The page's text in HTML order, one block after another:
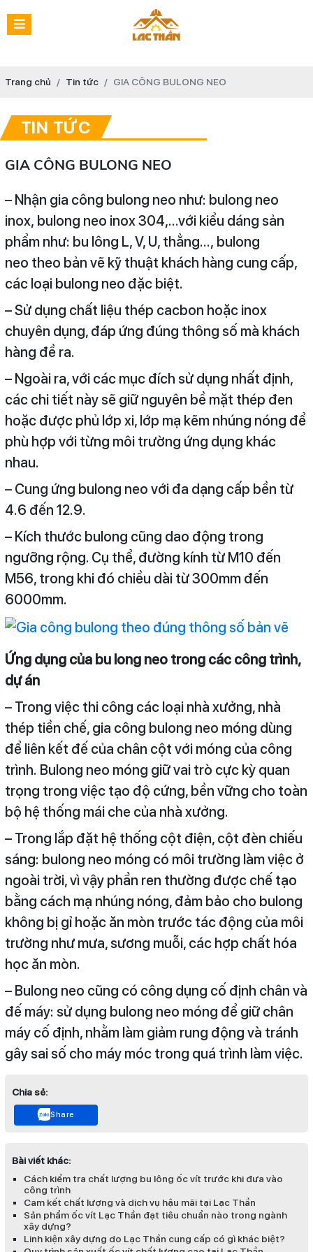
Trang chủ Tin tức GIA CÔNG BULONG NEO
TIN TỨC
GIA CÔNG BULONG NEO
– Nhận gia công bulong neo như: bulong neo
inox, bulong neo inox 304,…với kiểu dáng sản
phẩm như: bu lông L, V, U, thẳng…, bulong
neo theo bản vẽ kỹ thuật khách hàng cung cấp,
các loại bulong neo đặc biệt.
– Sử dụng chất liệu thép cacbon hoặc inox
chuyên dụng, đáp ứng đúng thông số mà khách
hàng đề ra.
– Ngoài ra, với các mục đích sử dụng nhất định,
các chi tiết này sẽ giữ nguyên bề mặt thép đen
hoặc được phủ lớp xi, lớp mạ kẽm nhúng nóng để
phù hợp với từng môi trường ứng dụng khác
nhau.
– Cung ứng bulong neo với đa dạng cấp bền từ
4.6 đến 12.9.
– Kích thước bulong cũng dao động trong
ngưỡng rộng. Cụ thể, đường kính từ M10 đến
M56, trong khi đó chiều dài từ 300mm đến
6000mm.
Ứng dụng của bu long neo trong các công trình,
dự án
– Trong việc thi công các loại nhà xưởng, nhà
thép tiền chế, gia công bulong neo móng dùng
để liên kết đế của chân cột với móng của công
trình. Bulong neo móng giữ vai trò cực kỳ quan
trọng trong việc tạo độ cứng, bền vững cho toàn
bộ hệ thống mái che của nhà xưởng.
– Trong lắp đặt hệ thống cột điện, cột đèn chiếu
sáng: bulong neo móng có môi trường làm việc ở
ngoài trời, vì vậy phần ren thường được chế tạo
bằng cách mạ nhúng nóng, đảm bảo cho bulong
không bị gỉ hoặc ăn mòn trước tác động của môi
trường như mưa, sương muỗi, các hợp chất hóa
học ăn mòn.
– Bulong neo cũng có công dụng cố định chân và
đế máy: sử dụng bulong neo móng để giữ chân
máy cố định, nhằm làm giảm rung động và tránh
gây sai số cho máy móc trong quá trình làm việc.
Chia sẻ:
Share
Bài viết khác:
Cách kiểm tra chất lượng bu lông ốc vít trước khi đưa vào
công trình
Cam kết chất lượng và dịch vụ hậu mãi tại Lạc Thần
Sản phẩm ốc vít Lạc Thần đạt tiêu chuẩn nào trong ngành
xây dựng?
Linh kiện xây dựng do Lạc Thần cung cấp có gì khác biệt?